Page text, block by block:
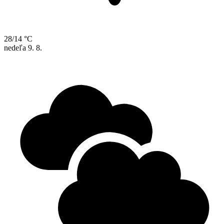
28/14 °C
nedeľa 9. 8.